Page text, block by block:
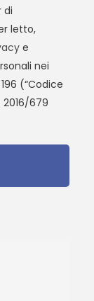
di
letto,
e
nei
(“Codice
2016/679